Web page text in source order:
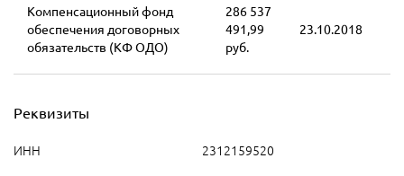
Компенсационный фонд
обеспечения договорных
обязательств (КФ ОДО)
286 537
491,99
руб.
23.10.2018
Реквизиты
ИНН
2312159520